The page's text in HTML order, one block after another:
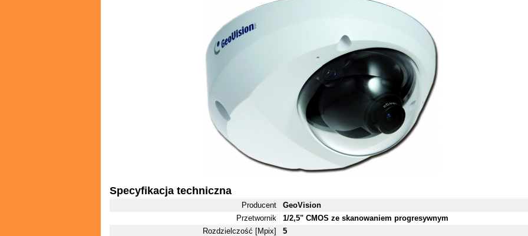
Specyfikacja techniczna
Producent
GeoVision
Przetwornik
1/2,5" CMOS ze skanowaniem progresywnym
Rozdzielczość [Mpix]
5